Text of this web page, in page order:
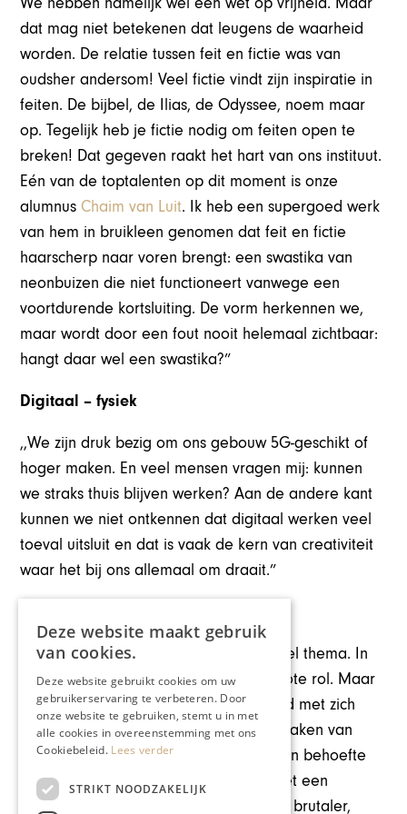
dat mag niet betekenen dat leugens de waarheid
worden. De relatie tussen feit en fictie was van
oudsher andersom! Veel fictie vindt zijn inspiratie in
feiten. De bijbel, de Ilias, de Odyssee, noem maar
op. Tegelijk heb je fictie nodig om feiten open te
breken! Dat gegeven raakt het hart van ons instituut.
Eén van de toptalenten op dit moment is onze
alumnusChaim van Luit. Ik heb een supergoed werk
van hem in bruikleen genomen dat feit en fictie
haarscherp naar voren brengt: een swastika van
neonbuizen die niet functioneert vanwege een
voortdurende kortsluiting. De vorm herkennen we,
maar wordt door een fout nooit helemaal zichtbaar:
hangt daar wel een swastika?”
Digitaal – fysiek
,,We zijn druk bezig om ons gebouw 5G-geschikt of
hoger maken. En veel mensen vragen mij: kunnen
we straks thuis blijven werken? Aan de andere kant
kunnen we niet ontkennen dat digitaal werken veel
toeval uitsluit en dat is vaak de kern van creativiteit
waar het bij ons allemaal om draait.”
,,In het kunstonderwijs is dat een actueel thema. In
de begeleiding speelt intimiteit een grote rol. Maar
dat kan ook gevoelens van onveiligheid met zich
meebrengen. Studenten beleven het maken van
contact nu als lastiger, maar houden hun behoefte
aan veiligheid. Het digitale gesprek met een
begeleider wordt tegelijk veel directer, brutaler,
Deze website maakt gebruik
van cookies.
Deze website gebruikt cookies om uw
gebruikerservaring te verbeteren. Door
onze website te gebruiken, stemt u in met
alle cookies in overeenstemming met ons
Cookiebeleid. Lees verder
STRIKT NOODZAKELIJK